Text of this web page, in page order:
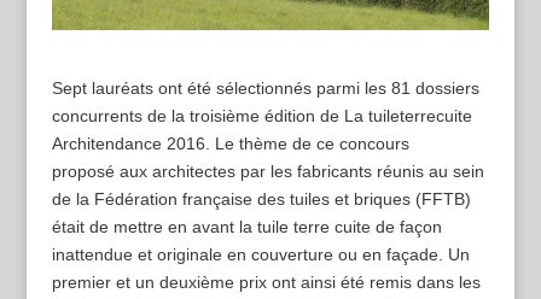
Sept lauréats ont été sélectionnés parmi les 81 dossiers
concurrents de la troisième édition de La tuileterrecuite
Architendance 2016. Le thème de ce concours
proposé aux architectes par les fabricants réunis au sein
de la Fédération française des tuiles et briques (FFTB)
était de mettre en avant la tuile terre cuite de façon
inattendue et originale en couverture ou en façade. Un
premier et un deuxième prix ont ainsi été remis dans les